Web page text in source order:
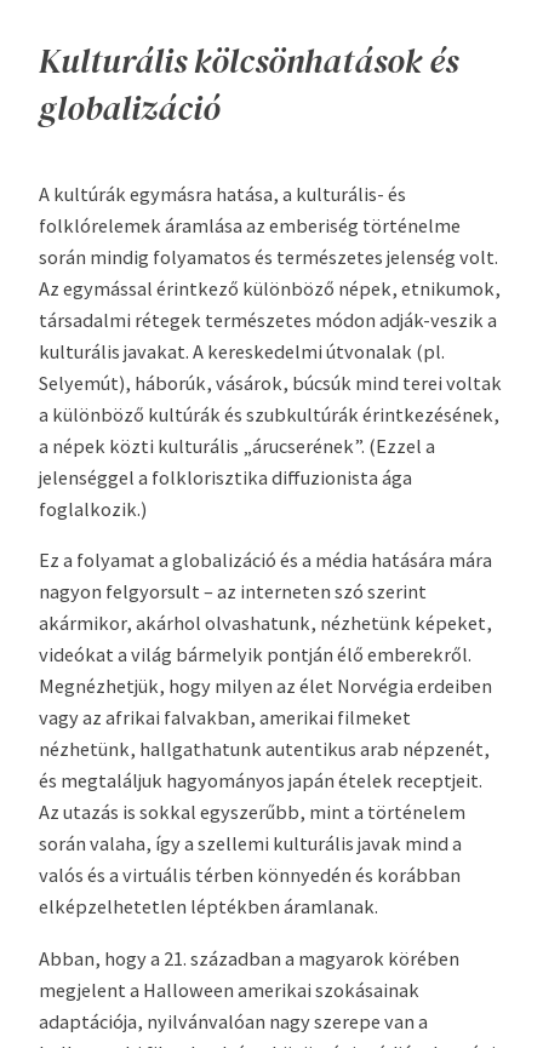
Kulturális kölcsönhatások és
globalizáció
A kultúrák egymásra hatása, a kulturális- és
folklórelemek áramlása az emberiség történelme
során mindig folyamatos és természetes jelenség volt.
Az egymással érintkező különböző népek, etnikumok,
társadalmi rétegek természetes módon adják-veszik a
kulturális javakat. A kereskedelmi útvonalak (pl.
Selyemút), háborúk, vásárok, búcsúk mind terei voltak
a különböző kultúrák és szubkultúrák érintkezésének,
a népek közti kulturális „árucserének”. (Ezzel a
jelenséggel a folklorisztika diffuzionista ága
foglalkozik.)
Ez a folyamat a globalizáció és a média hatására mára
nagyon felgyorsult – az interneten szó szerint
akármikor, akárhol olvashatunk, nézhetünk képeket,
videókat a világ bármelyik pontján élő emberekről.
Megnézhetjük, hogy milyen az élet Norvégia erdeiben
vagy az afrikai falvakban, amerikai filmeket
nézhetünk, hallgathatunk autentikus arab népzenét,
és megtaláljuk hagyományos japán ételek receptjeit.
Az utazás is sokkal egyszerűbb, mint a történelem
során valaha, így a szellemi kulturális javak mind a
valós és a virtuális térben könnyedén és korábban
elképzelhetetlen léptékben áramlanak.
Abban, hogy a 21. században a magyarok körében
megjelent a Halloween amerikai szokásainak
adaptációja, nyilvánvalóan nagy szerepe van a